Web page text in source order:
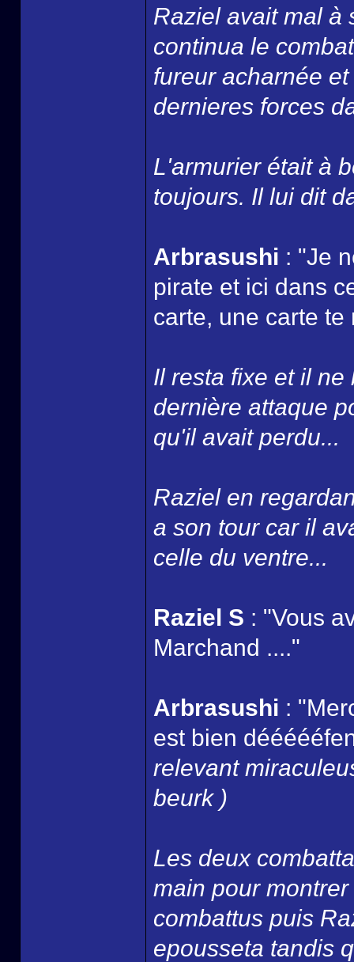
Raziel avait mal à
continua le
fureur acharnée
dernieres forces
L'armurier était à
toujours. Il lui dit
Arbrasushi : "Je
pirate et ici dans
carte, une carte
Il resta fixe et il
dernière attaque
qu'il avait perdu...
Raziel en
a son tour car il
celle du ventre...
Raziel S : "Vous
Marchand ...."
Arbrasushi :
est bien
relevant
beurk )
Les deux
main pour
combattus puis
epousseta tandis